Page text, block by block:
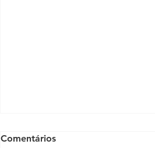
Comentários